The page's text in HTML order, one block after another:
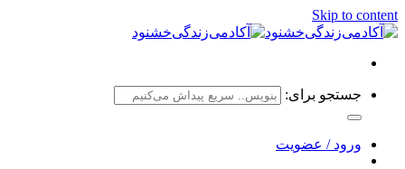
Skip to content
جستجو برای:
ورود / عضویت